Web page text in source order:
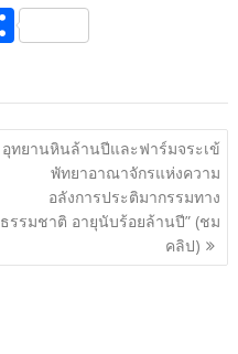
S
ar
e
อุทยานหินล้านปีและฟาร์มจระเข้
พัทยาอาณาจักรแห่งความ
อลังการประติมากรรมทาง
ธรรมชาติ อายุนับร้อยล้านปี” (ชม
คลิป)